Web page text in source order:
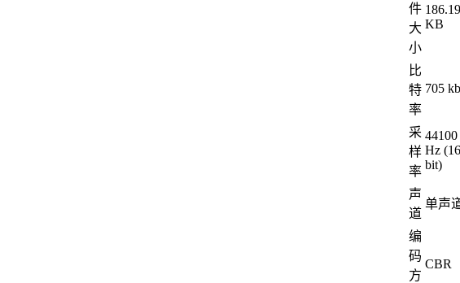
件
大
小
KB
比
特
率
705
采
样
率
44100
Hz
bit)
声
道
单声
编
码
方
CBR